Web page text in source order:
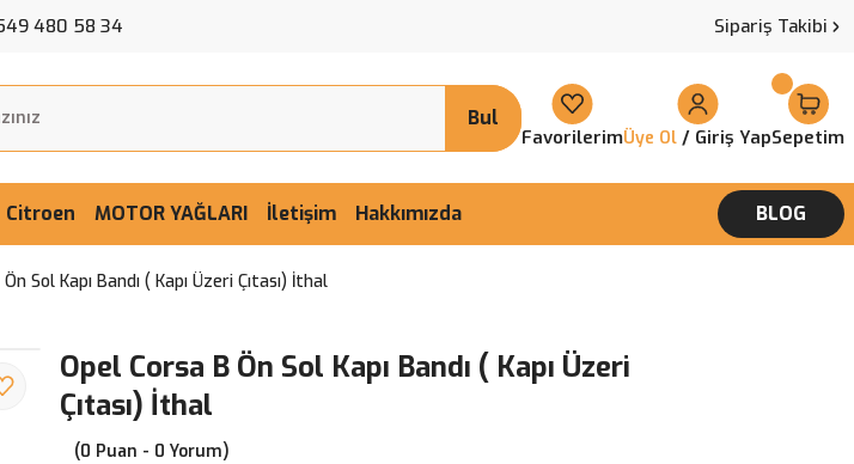
480 58 34 Sipariş Takibi
Bul
FavorilerimÜye Ol / Giriş YapSepetim
Citroen MOTOR YAĞLARI İletişim Hakkımızda BLOG
Sol Kapı Bandı ( Kapı Üzeri Çıtası) İthal
Opel Corsa B Ön Sol Kapı Bandı ( Kapı Üzeri
Çıtası) İthal
(0 Puan - 0 Yorum)